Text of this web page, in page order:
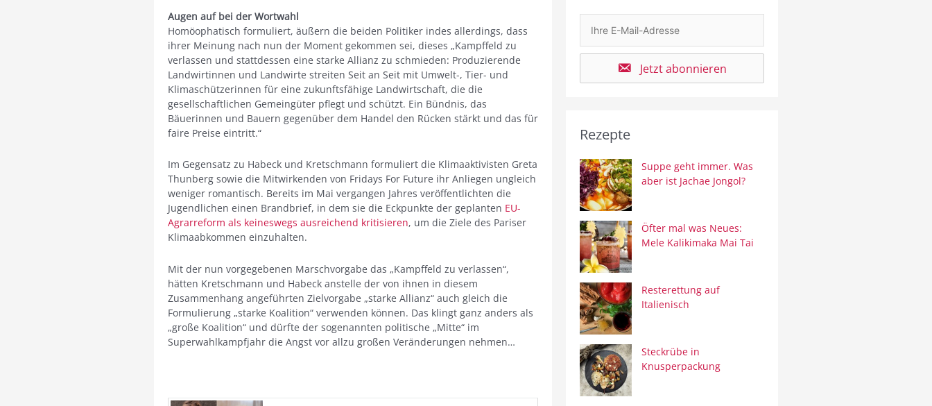
Augen auf bei der Wortwahl
Homöophatisch formuliert, äußern die beiden Politiker indes allerdings, dass
ihrer Meinung nach nun der Moment gekommen sei, dieses „Kampffeld zu
verlassen und stattdessen eine starke Allianz zu schmieden: Produzierende
Landwirtinnen und Landwirte streiten Seit an Seit mit Umwelt-, Tier- und
Klimaschützerinnen für eine zukunftsfähige Landwirtschaft, die die
gesellschaftlichen Gemeingüter pflegt und schützt. Ein Bündnis, das
Bäuerinnen und Bauern gegenüber dem Handel den Rücken stärkt und das für
faire Preise eintritt.“
Im Gegensatz zu Habeck und Kretschmann formuliert die Klimaaktivisten Greta
Thunberg sowie die Mitwirkenden von Fridays For Future ihr Anliegen ungleich
weniger romantisch. Bereits im Mai vergangen Jahres veröffentlichten die
Jugendlichen einen Brandbrief, in dem sie die Eckpunkte der geplanten EU-
Agrarreform als keineswegs ausreichend kritisieren, um die Ziele des Pariser
Klimaabkommen einzuhalten.
Mit der nun vorgegebenen Marschvorgabe das „Kampffeld zu verlassen“,
hätten Kretschmann und Habeck anstelle der von ihnen in diesem
Zusammenhang angeführten Zielvorgabe „starke Allianz“ auch gleich die
Formulierung „starke Koalition“ verwenden können. Das klingt ganz anders als
„große Koalition“ und dürfte der sogenannten politische „Mitte“ im
Superwahlkampfjahr die Angst vor allzu großen Veränderungen nehmen…
Jetzt abonnieren
Rezepte
Suppe geht immer. Was
aber ist Jachae Jongol?
Öfter mal was Neues:
Mele Kalikimaka Mai Tai
Resterettung auf
Italienisch
Steckrübe in
Knusperpackung